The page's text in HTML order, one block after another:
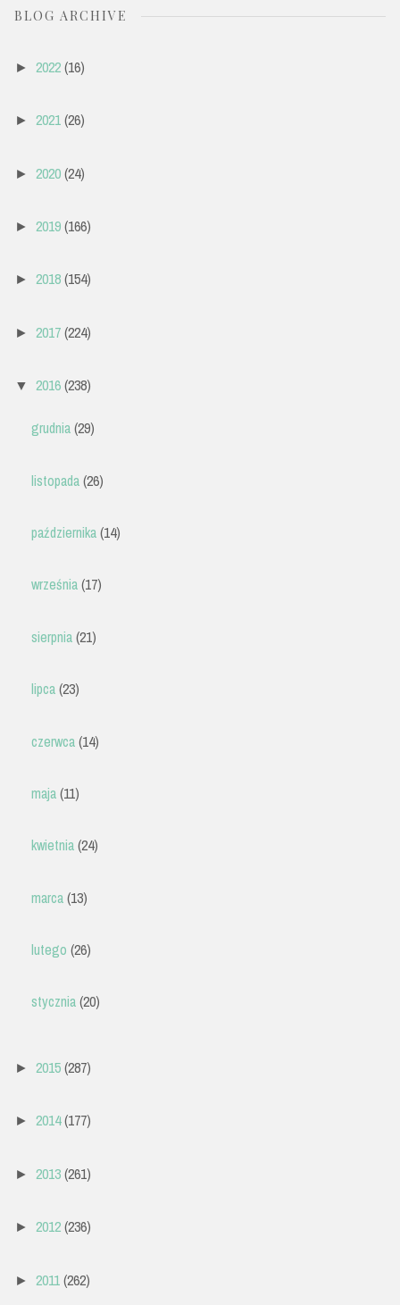
BLOG ARCHIVE
► 2022(16)
► 2021(26)
► 2020(24)
► 2019(166)
► 2018(154)
► 2017(224)
▼ 2016(238)
grudnia(29)
listopada(26)
października(14)
września(17)
sierpnia(21)
lipca(23)
czerwca(14)
maja(11)
kwietnia(24)
marca(13)
lutego (26)
stycznia(20)
► 2015(287)
► 2014(177)
► 2013(261)
► 2012(236)
► 2011(262)